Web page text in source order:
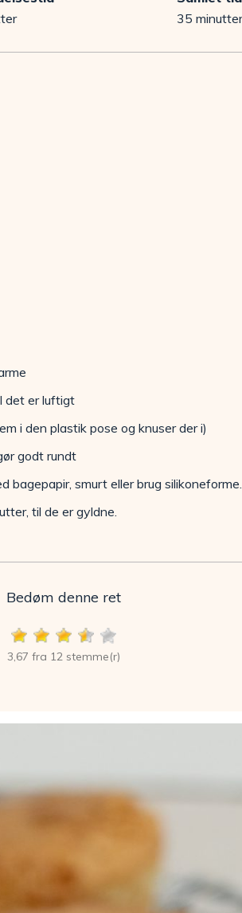
35 minutter
det er luftigt
i den plastik pose og knuser der i)
godt rundt
smurt eller brug silikoneforme.
til de er gyldne.
Bedøm denne ret
3,67 fra 12 stemme(r)